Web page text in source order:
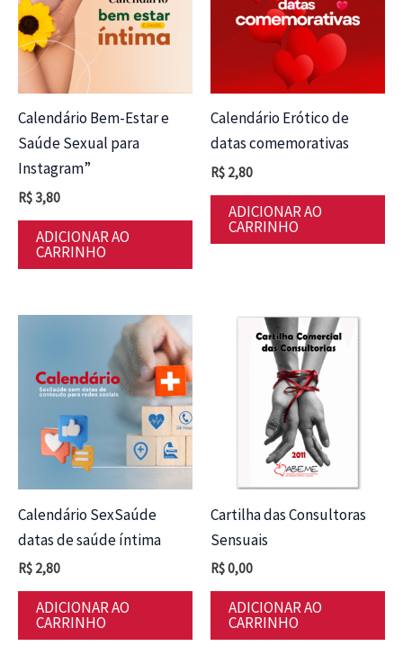
Calendário Bem-Estar e
Saúde Sexual para
Instagram”
R$3,80
ADICIONAR AO
CARRINHO
Calendário Erótico de
datas comemorativas
R$ 2,80
ADICIONAR AO
CARRINHO
Calendário SexSaúde
datas de saúde íntima
R$ 2,80
ADICIONAR AO
CARRINHO
Cartilha das Consultoras
Sensuais
R$0,00
ADICIONAR AO
CARRINHO